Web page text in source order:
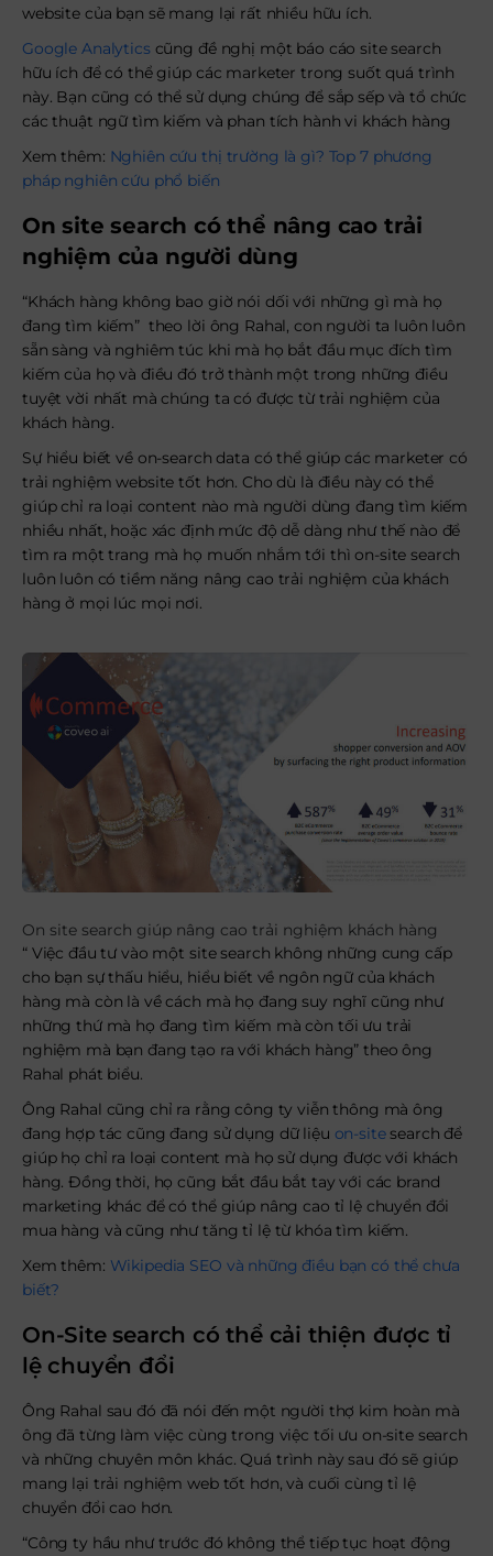
website của bạn sẽ mang lại rất nhiều hữu ích.
Google Analytics cũng đề nghị một báo cáo site search
hữu ích để có thể giúp các marketer trong suốt quá trình
này. Bạn cũng có thể sử dụng chúng để sắp sếp và tổ chức
các thuật ngữ tìm kiếm và phan tích hành vi khách hàng
Xem thêm: Nghiên cứu thị trường là gì? Top 7 phương
pháp nghiên cứu phổ biến
On site search có thể nâng cao trải
nghiệm của người dùng
“Khách hàng không bao giờ nói dối với những gì mà họ
đang tìm kiếm” theo lời ông Rahal, con người ta luôn luôn
sẵn sàng và nghiêm túc khi mà họ bắt đầu mục đích tìm
kiếm của họ và điều đó trở thành một trong những điều
tuyệt vời nhất mà chúng ta có được từ trải nghiệm của
khách hàng.
Sự hiểu biết về on-search data có thể giúp các marketer có
trải nghiệm website tốt hơn. Cho dù là điều này có thể
giúp chỉ ra loại content nào mà người dùng đang tìm kiếm
nhiều nhất, hoặc xác định mức độ dễ dàng như thế nào để
tìm ra một trang mà họ muốn nhắm tới thì on-site search
luôn luôn có tiềm năng nâng cao trải nghiệm của khách
hàng ở mọi lúc mọi nơi.
On site search giúp nâng cao trải nghiệm khách hàng
“ Việc đầu tư vào một site search không những cung cấp
cho bạn sự thấu hiểu, hiểu biết về ngôn ngữ của khách
hàng mà còn là về cách mà họ đang suy nghĩ cũng như
những thứ mà họ đang tìm kiếm mà còn tối ưu trải
nghiệm mà bạn đang tạo ra với khách hàng” theo ông
Rahal phát biểu.
Ông Rahal cũng chỉ ra rằng công ty viễn thông mà ông
đang hợp tác cũng đang sử dụng dữ liệu on-sitesearch để
giúp họ chỉ ra loại content mà họ sử dụng được với khách
hàng. Đồng thời, họ cũng bắt đầu bắt tay với các brand
marketing khác để có thể giúp nâng cao tỉ lệ chuyển đổi
mua hàng và cũng như tăng tỉ lệ từ khóa tìm kiếm.
Xem thêm: Wikipedia SEO và những điều bạn có thể chưa
biết?
On-Site search có thể cải thiện được tỉ
lệ chuyển đổi
Ông Rahal sau đó đã nói đến một người thợ kim hoàn mà
ông đã từng làm việc cùng trong việc tối ưu on-site search
và những chuyên môn khác. Quá trình này sau đó sẽ giúp
mang lại trải nghiệm web tốt hơn, và cuối cùng tỉ lệ
chuyển đổi cao hơn.
“Công ty hầu như trước đó không thể tiếp tục hoạt động